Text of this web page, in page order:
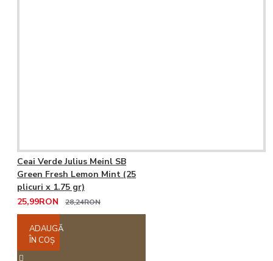
Ceai Verde Julius Meinl SB
Green Fresh Lemon Mint (25
plicuri x 1.75 gr)
25,99RON
28,24RON
ADAUGĂ
ÎN COŞ